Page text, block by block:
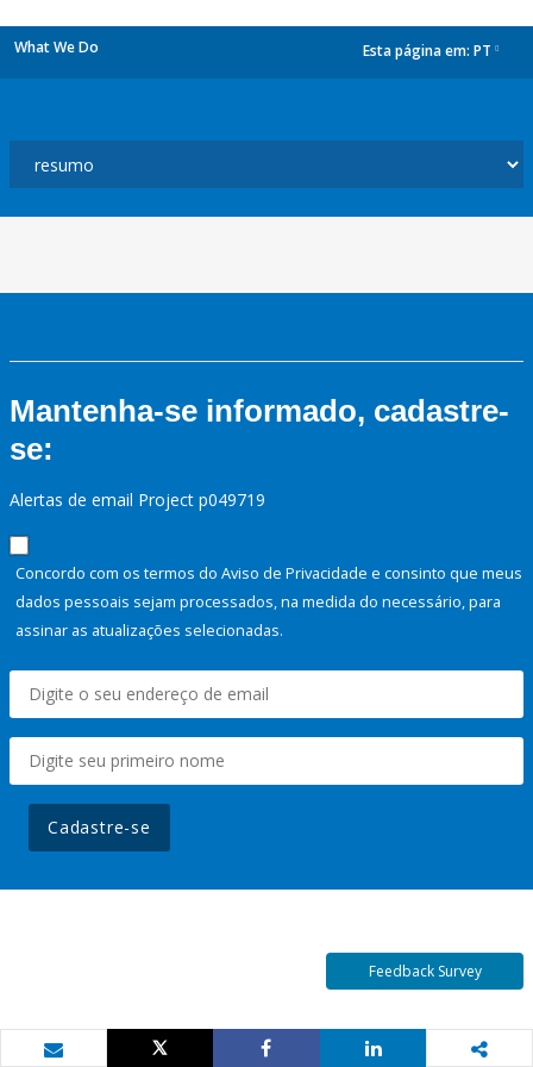
What We Do Esta página em: PT
Mantenha-se informado, cadastre-
se:
Alertas de email Project p049719
Concordo com os termos do Aviso de Privacidade e consinto que meus
dados pessoais sejam processados, na medida do necessário, para
assinar as atualizações selecionadas.
Cadastre-se
Feedback Survey